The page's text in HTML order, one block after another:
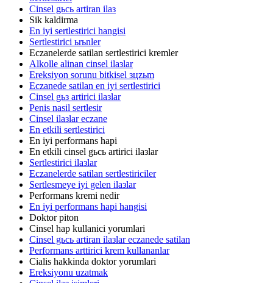
Cinsel gьcь artiran ilaз
Sik kaldirma
En iyi sertlestirici hangisi
Sertlestirici ьrьnler
Eczanelerde satilan sertlestirici kremler
Alkolle alinan cinsel ilaзlar
Ereksiyon sorunu bitkisel зцzьm
Eczanede satilan en iyi sertlestirici
Cinsel gьз artirici ilaзlar
Penis nasil sertlesir
Cinsel ilaзlar eczane
En etkili sertlestirici
En iyi performans hapi
En etkili cinsel gьcь artirici ilaзlar
Sertlestirici ilaзlar
Eczanelerde satilan sertlestiriciler
Sertlesmeye iyi gelen ilaзlar
Performans kremi nedir
En iyi performans hapi hangisi
Doktor piton
Cinsel hap kullanici yorumlari
Cinsel gьcь artiran ilaзlar eczanede satilan
Performans arttirici krem kullananlar
Cialis hakkinda doktor yorumlari
Ereksiyonu uzatmak